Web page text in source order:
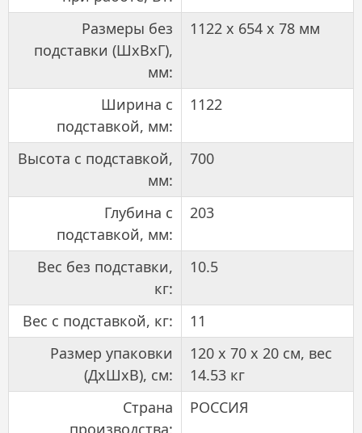
Размеры без
подставки (ШхВхГ),
мм:
1122 x 654 x 78 мм
Ширина с
подставкой, мм:
1122
Высота с подставкой,
мм:
700
Глубина с
подставкой, мм:
203
Вес без подставки,
кг:
10.5
Вес с подставкой, кг:
11
Размер упаковки
(ДхШхВ), см:
120 x 70 x 20 см, вес
14.53 кг
Страна
производства:
РОССИЯ